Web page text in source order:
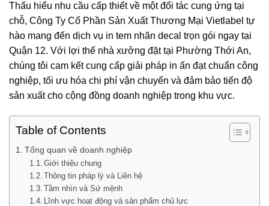
Thấu hiểu nhu cầu cấp thiết về một đối tác cung ứng tại
chỗ, Công Ty Cổ Phần Sản Xuất Thương Mại Vietlabel tự
hào mang đến dịch vụ in tem nhãn decal trọn gói ngay tại
Quận 12. Với lợi thế nhà xưởng đặt tại Phường Thới An,
chúng tôi cam kết cung cấp giải pháp in ấn đạt chuẩn công
nghiệp, tối ưu hóa chi phí vận chuyển và đảm bảo tiến độ
sản xuất cho cộng đồng doanh nghiệp trong khu vực.
Table of Contents
Tổng quan về doanh nghiệp
Giới thiệu chung
Thông tin pháp lý và Liên hệ
Tầm nhìn và Sứ mệnh
Lĩnh vực hoạt động và sản phẩm chủ lực